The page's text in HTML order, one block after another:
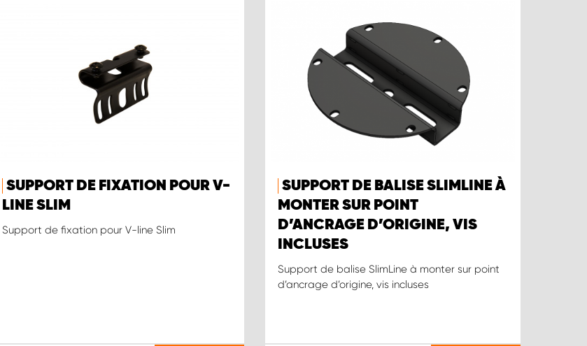
SUPPORT DE FIXATION POUR V-
LINE SLIM
Support de fixation pour V-line Slim
SUPPORT DE BALISE SLIMLINE À
MONTER SUR POINT
D’ANCRAGE D’ORIGINE, VIS
INCLUSES
Support de balise SlimLine à monter sur point
d’ancrage d’origine, vis incluses